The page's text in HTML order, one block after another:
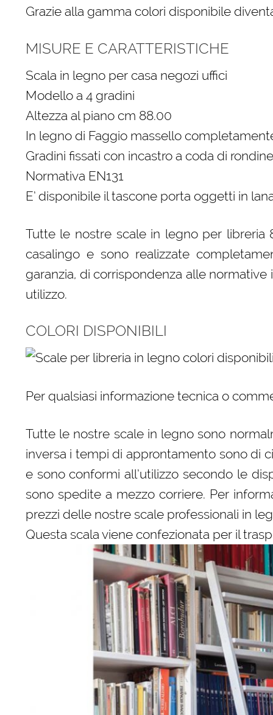
Grazie alla gamma colori disponibile
MISURE E CARATTERISTICHE
Scala in legno per casa negozi uffici
Modello a 4 gradini
Altezza al piano cm 88.00
In legno di Faggio massello
Gradini fissati con incastro a coda di
Normativa EN131
E’ disponibile il tascone porta oggetti in
Tutte le nostre scale in legno per libreria
casalingo e sono realizzate
garanzia, di corrispondenza alle
utilizzo.
COLORI DISPONIBILI
Per qualsiasi informazione tecnica o
Tutte le nostre scale in legno sono
inversa i tempi di approntamento sono di
e sono conformi all’utilizzo secondo le
sono spedite a mezzo corriere. Per
prezzi delle nostre scale professionali in
Questa scala viene confezionata per il